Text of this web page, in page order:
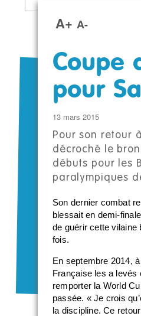
A+ A-
Coupe
pour
13 mars 2015
Pour son retour
décroché le
débuts pour les
paralympiques
Son dernier combat
blessait en demi-
de guérir cette vilaine
fois.
En septembre 2014,
Française les a levés
remporter la World
passée. « Je crois
la discipline. Ce